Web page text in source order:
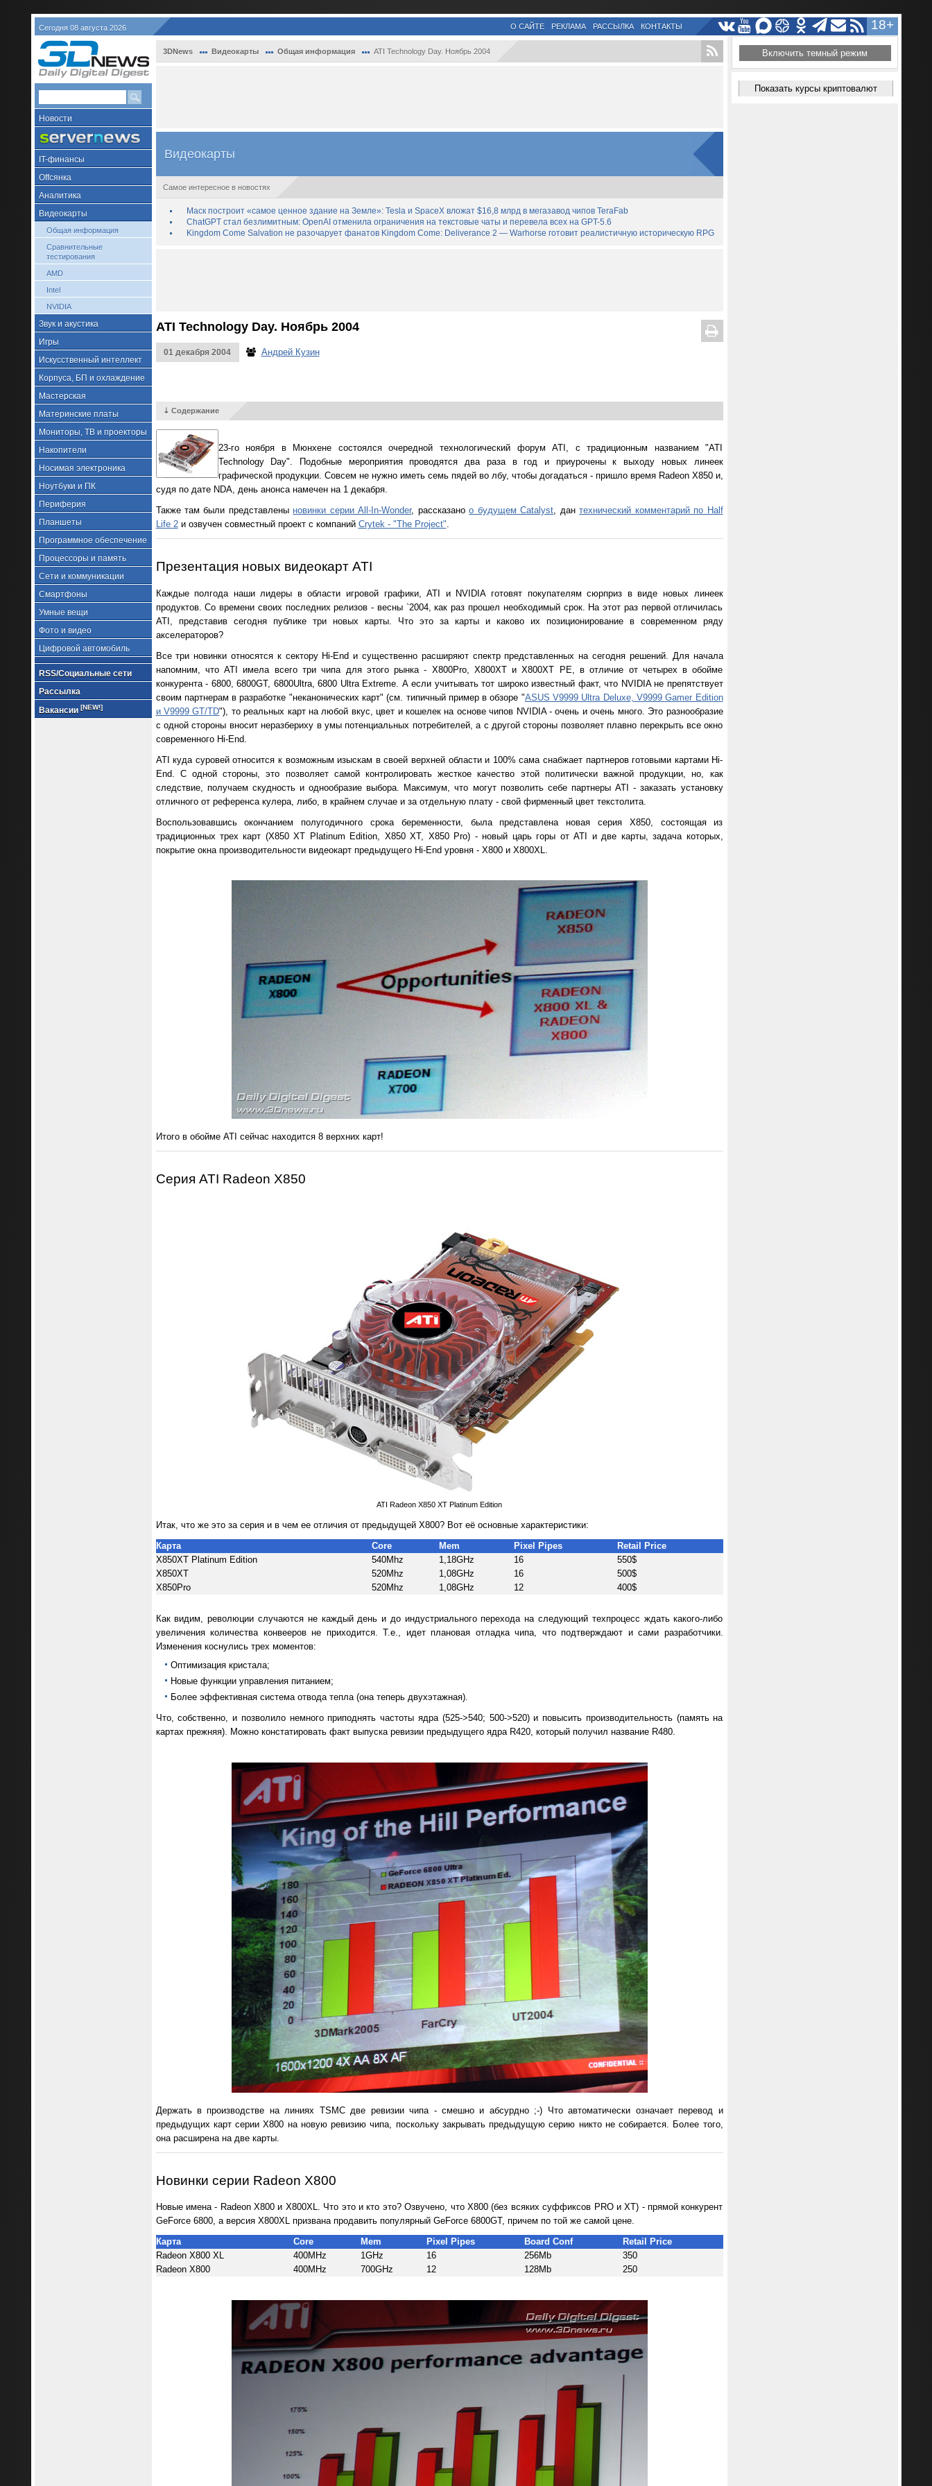
Сегодня 08 августа 2026 18+
О САЙТЕ РЕКЛАМА РАССЫЛКА КОНТАКТЫ
Новости
IT-финансы
Offсянка
Аналитика
Видеокарты
Общая информация
Сравнительные
тестирования
AMD
Intel
NVIDIA
Звук и акустика
Игры
Искусственный интеллект
Корпуса, БП и охлаждение
Мастерская
Материнские платы
Мониторы, ТВ и проекторы
Накопители
Носимая электроника
Ноутбуки и ПК
Периферия
Планшеты
Программное обеспечение
Процессоры и память
Сети и коммуникации
Смартфоны
Умные вещи
Фото и видео
Цифровой автомобиль
RSS/Социальные сети
Рассылка
Вакансии [NEW!]
3DNews Видеокарты Общая информация ATI Technology Day. Ноябрь 2004
Видеокарты
Самое интересное в новостях
Маск построит «самое ценное здание на Земле»: Tesla и SpaceX вложат $16,8 млрд в мегазавод чипов TeraFab
ChatGPT стал безлимитным: OpenAI отменила ограничения на текстовые чаты и перевела всех на GPT-5.6
Kingdom Come Salvation не разочарует фанатов Kingdom Come: Deliverance 2 — Warhorse готовит реалистичную историческую RPG
ATI Technology Day. Ноябрь 2004
01 декабря 2004 Андрей Кузин
⇣ Содержание
23-го ноября в Мюнхене состоялся очередной технологический форум ATI, с традиционным названием "ATI
Technology Day". Подобные мероприятия проводятся два раза в год и приурочены к выходу новых линеек
графической продукции. Совсем не нужно иметь семь пядей во лбу, чтобы догадаться - пришло время Radeon X850 и,
судя по дате NDA, день анонса намечен на 1 декабря.
Также там были представлены новинки серии All-In-Wonder, рассказаноо будущем Catalyst, дантехнический комментарий по Half
Life 2и озвучен совместный проект с компаний Crytek - "The Project".
Презентация новых видеокарт ATI
Каждые полгода наши лидеры в области игровой графики, ATI и NVIDIA готовят покупателям сюрприз в виде новых линеек
продуктов. Со времени своих последних релизов - весны `2004, как раз прошел необходимый срок. На этот раз первой отличилась
ATI, представив сегодня публике три новых карты. Что это за карты и каково их позиционирование в современном ряду
акселераторов?
Все три новинки относятся к сектору Hi-End и существенно расширяют спектр представленных на сегодня решений. Для начала
напомним, что ATI имела всего три чипа для этого рынка - X800Pro, X800XT и X800XT PE, в отличие от четырех в обойме
конкурента - 6800, 6800GT, 6800Ultra, 6800 Ultra Extreme. А если учитывать тот широко известный факт, что NVIDIA не препятствует
своим партнерам в разработке "неканонических карт" (см. типичный пример в обзоре "ASUS V9999 Ultra Deluxe, V9999 Gamer Edition
и V9999 GT/TD"), то реальных карт на любой вкус, цвет и кошелек на основе чипов NVIDIA - очень и очень много. Это разнообразие
с одной стороны вносит неразбериху в умы потенциальных потребителей, а с другой стороны позволяет плавно перекрыть все окно
современного Hi-End.
ATI куда суровей относится к возможным изыскам в своей верхней области и 100% сама снабжает партнеров готовыми картами Hi-
End. С одной стороны, это позволяет самой контролировать жесткое качество этой политически важной продукции, но, как
следствие, получаем скудность и однообразие выбора. Максимум, что могут позволить себе партнеры ATI - заказать установку
отличного от референса кулера, либо, в крайнем случае и за отдельную плату - свой фирменный цвет текстолита.
Воспользовавшись окончанием полугодичного срока беременности, была представлена новая серия X850, состоящая из
традиционных трех карт (X850 XT Platinum Edition, X850 XT, X850 Pro) - новый царь горы от ATI и две карты, задача которых,
покрытие окна производительности видеокарт предыдущего Hi-End уровня - X800 и X800XL.
Итого в обойме ATI сейчас находится 8 верхних карт!
Серия ATI Radeon X850
ATI Radeon X850 XT Platinum Edition
Итак, что же это за серия и в чем ее отличия от предыдущей X800? Вот её основные характеристики:
Карта
Core Mem Pixel Pipes
Retail Price
X850XT Platinum Edition
540Mhz 1,18GHz 16
550$
X850XT
520Mhz 1,08GHz 16
500$
X850Pro
520Mhz 1,08GHz 12 400$
Как видим, революции случаются не каждый день и до индустриального перехода на следующий техпроцесс ждать какого-либо
увеличения количества конвееров не приходится. Т.е., идет плановая отладка чипа, что подтверждают и сами разработчики.
Изменения коснулись трех моментов:
Оптимизация кристала;
Новые функции управления питанием;
Более эффективная система отвода тепла (она теперь двухэтажная).
Что, собственно, и позволило немного приподнять частоты ядра (525->540; 500->520) и повысить производительность (память на
картах прежняя). Можно констатировать факт выпуска ревизии предыдущего ядра R420, который получил название R480.
Держать в производстве на линиях TSMC две ревизии чипа - смешно и абсурдно ;-) Что автоматически означает перевод и
предыдущих карт серии X800 на новую ревизию чипа, поскольку закрывать предыдущую серию никто не собирается. Более того,
она расширена на две карты.
Новинки серии Radeon X800
Новые имена - Radeon X800 и X800XL. Что это и кто это? Озвучено, что X800 (без всяких суффиксов PRO и XT) - прямой конкурент
GeForce 6800, а версия X800XL призвана продавить популярный GeForce 6800GT, причем по той же самой цене.
Карта
Core Mem Pixel Pipes Board Conf
Retail Price
Radeon X800 XL
400MHz 1GHz 16 256Mb
350
Radeon X800
400MHz 700GHz 12 128Mb 250
Включить темный режим
Показать курсы криптовалют